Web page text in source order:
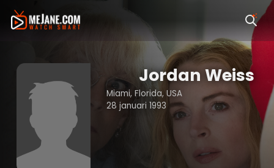
Jordan Weiss
Miami, Florida, USA
28 januari 1993